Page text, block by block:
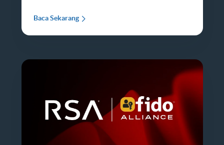
Baca Sekarang